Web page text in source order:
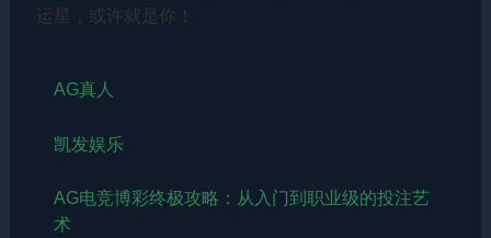
运星，或许就是你！
AG真人
凯发娱乐
AG电竞博彩终极攻略：从入门到职业级的投注艺
术